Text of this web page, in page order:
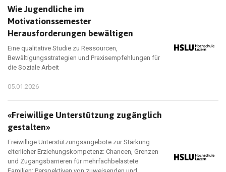
Wie Jugendliche im
Motivationssemester
Herausforderungen bewältigen
Eine qualitative Studie zu Ressourcen,
Bewältigungsstrategien und Praxisempfehlungen für
die Soziale Arbeit
05.01.2026
«Freiwillige Unterstützung zugänglich
gestalten»
Freiwillige Unterstützungsangebote zur Stärkung
elterlicher Erziehungskompetenz: Chancen, Grenzen
und Zugangsbarrieren für mehrfachbelastete